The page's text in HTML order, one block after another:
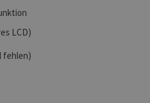
LCD)
fehlen)